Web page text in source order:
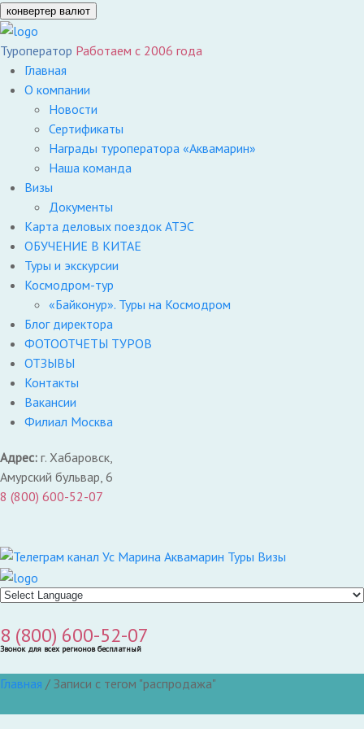
конвертер валют
Туроператор Работаем с 2006 года
Главная
О компании
Новости
Сертификаты
Награды туроператора «Аквамарин»
Наша команда
Визы
Документы
Карта деловых поездок АТЭС
ОБУЧЕНИЕ В КИТАЕ
Туры и экскурсии
Космодром-тур
«Байконур». Туры на Космодром
Блог директора
ФОТООТЧЕТЫ ТУРОВ
ОТЗЫВЫ
Контакты
Вакансии
Филиал Москва
Адрес: г. Хабаровск,
Амурский бульвар, 6
8 (800) 600-52-07
8 (800) 600-52-07
Звонок для всех регионов бесплатный
Главная / Записи с тегом "распродажа"